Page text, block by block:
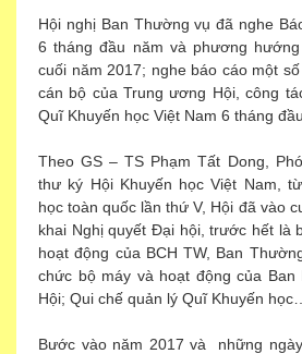
Hội nghị Ban Thường vụ đã nghe
6 tháng đầu năm và phương
cuối năm 2017; nghe báo cáo một
cán bộ của Trung ương Hội, công
Quĩ Khuyến học Việt Nam 6 tháng
Theo GS – TS Phạm Tất Dong,
thư ký Hội Khuyến học Việt Nam,
học toàn quốc lần thứ V, Hội đã vào
khai Nghị quyết Đại hội, trước hết là
hoạt động của BCH TW, Ban
chức bộ máy và hoạt động của Ban
Hội; Qui chế quản lý Quĩ Khuyến
Bước vào năm 2017 và những